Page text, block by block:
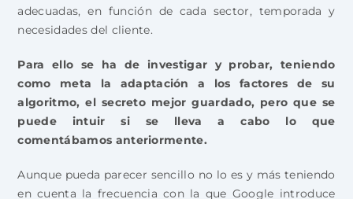
adecuadas, en función de cada sector, temporada y
necesidades del cliente.
Para ello se ha de investigar y probar, teniendo
como meta la adaptación a los factores de su
algoritmo, el secreto mejor guardado, pero que se
puede intuir si se lleva a cabo lo que
comentábamos anteriormente.
Aunque pueda parecer sencillo no lo es y más teniendo
en cuenta la frecuencia con la que Google introduce